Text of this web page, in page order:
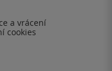
a vrácení
cookies